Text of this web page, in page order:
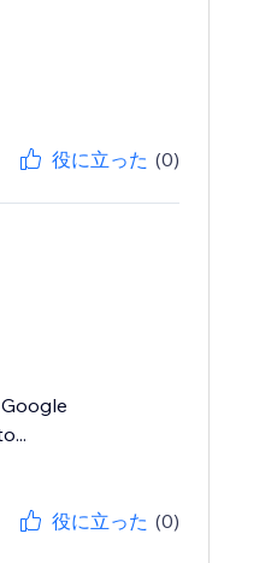
役に立った (0)
役に立った (0)